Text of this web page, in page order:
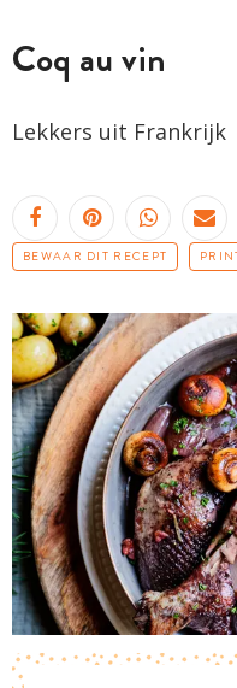
Coq au vin
Lekkers uit Frankrijk
BEWAAR DIT RECEPT